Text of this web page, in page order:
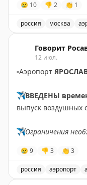
✈️ Говорит
😢 10 👎 2 👏 1
россия москва
Говорит
12 июл.
▫️Аэропорт
✈️ВВЕДЕНЫ
выпуск воздушных
✈️Ограничения
✈️ Говорит
😢 9 👎 3 👏 3
россия аэропорт